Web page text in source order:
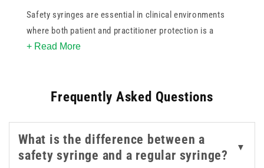
Safety syringes are essential in clinical environments
where both patient and practitioner protection is a
priority. Eachsyringe
after use - helping reduce the risk of accidental
Trusted brands like Sol-Care lead the way with intuitive,
single-handed activation systems that make disposal
+ Read More
Frequently Asked Questions
What is the difference between a
safety syringe and a regular syringe?
▼